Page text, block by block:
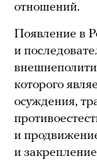
отношений.
Появление в
и
которого
осуждения,
и
и